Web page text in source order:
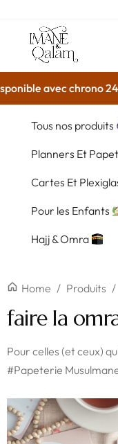
avec chrono 24h
Tous nos produits
Planners Et
Cartes Et
Pour les Enfants
Hajj & Omra
Home / Produits /
faire la
Pour celles (et ceux)
#Papeterie